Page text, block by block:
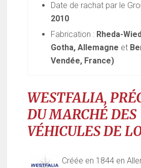
Date de rachat par le
2010
Fabrication : Rheda-
Gotha, Allemagne et
Vendée, France)
WESTFALIA,
DU MARCHÉ DES
VÉHICULES DE
Créée en 1844 en